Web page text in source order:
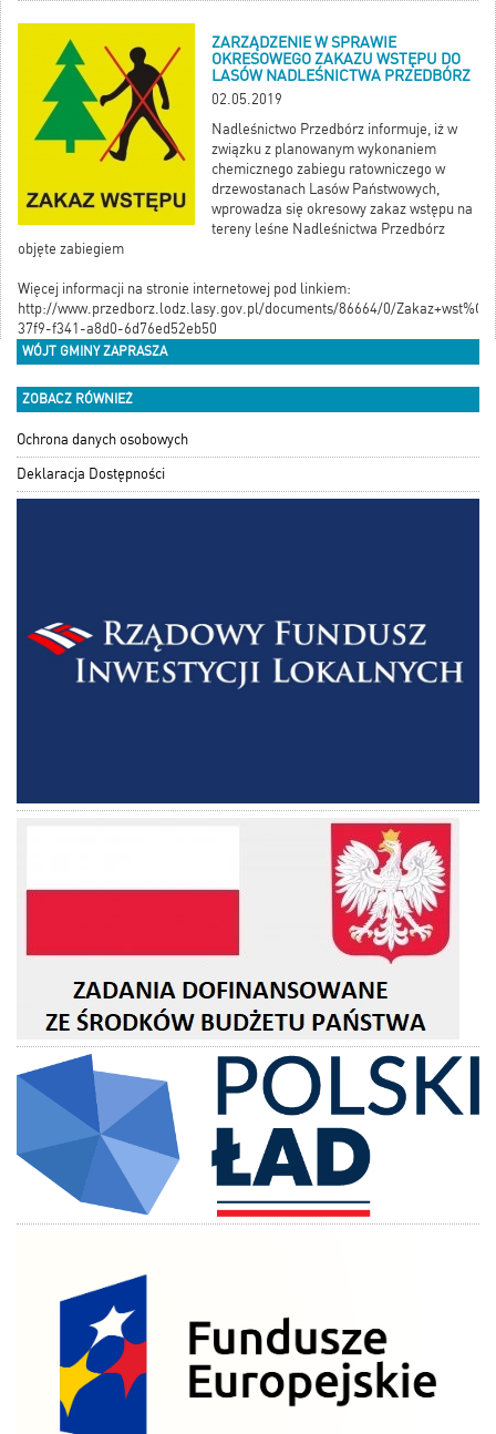
ZARZĄDZENIE W SPRAWIE
OKRESOWEGO ZAKAZU WSTĘPU DO
LASÓW NADLEŚNICTWA PRZEDBÓRZ
02.05.2019
Nadleśnictwo Przedbórz informuje, iż w
związku z planowanym wykonaniem
chemicznego zabiegu ratowniczego w
drzewostanach Lasów Państwowych,
wprowadza się okresowy zakaz wstępu na
tereny leśne Nadleśnictwa Przedbórz
objęte zabiegiem
Więcej informacji na stronie internetowej pod linkiem:
http://www.przedborz.lodz.lasy.gov.pl/documents/86664/0/
37f9-f341-a8d0-6d76ed52eb50
WÓJT GMINY ZAPRASZA
ZOBACZ RÓWNIEŻ
Ochrona danych osobowych
Deklaracja Dostępności